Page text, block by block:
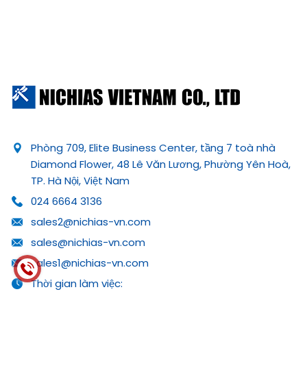
Phòng 709, Elite Business Center, tầng 7 toà nhà
Diamond Flower, 48 Lê Văn Lương, Phường Yên Hoà,
TP. Hà Nội, Việt Nam
024 6664 3136
sales2@nichias-vn.com
sales@nichias-vn.com
sales1@nichias-vn.com
Thời gian làm việc: